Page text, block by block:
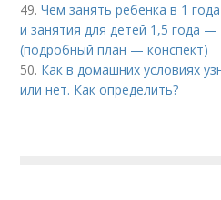
49.Чем занять ребенка в 1
и занятия для детей 1,5 года —
(подробный план — конспект)
50. Как в домашних условиях
или нет. Как определить?